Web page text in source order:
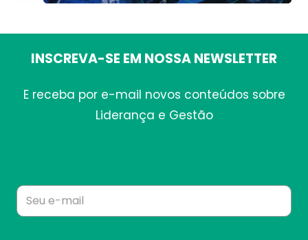
INSCREVA-SE EM NOSSA NEWSLETTER
E receba por e-mail novos conteúdos sobre
Liderança e Gestão